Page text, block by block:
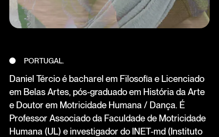
PORTUGAL.
Daniel Tércio é bacharel em Filosofia e Licenciado
em Belas Artes, pós-graduado em História da Arte
e Doutor em Motricidade Humana / Dança. É
Professor Associado da Faculdade de Motricidade
Humana (UL) e investigador do INET-md (Instituto